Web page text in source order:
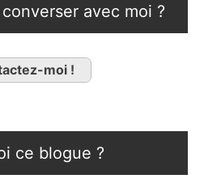
avec moi ?
moi !
ce blogue ?